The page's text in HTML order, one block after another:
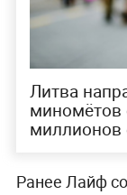
Литва
миномётов
миллионов
Ранее Лайф